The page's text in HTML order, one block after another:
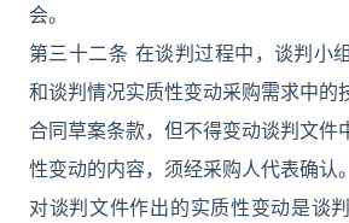
会。
第三十二条 在谈判过程中，谈判小
和谈判情况实质性变动采购需求中的
合同草案条款，但不得变动谈判文件
性变动的内容，须经采购人代表确认。
对谈判文件作出的实质性变动是谈